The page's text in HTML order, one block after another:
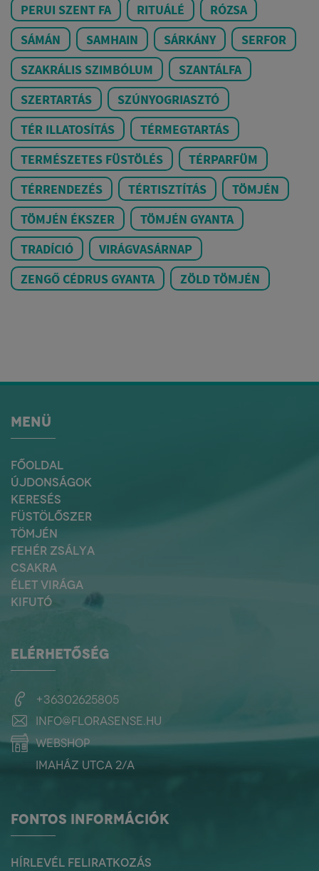
PERUI SZENT FA
RITUÁLÉ
RÓZSA
SÁMÁN
SAMHAIN SÁRKÁNY
SERFOR
SZAKRÁLIS SZIMBÓLUM
SZANTÁLFA
SZERTARTÁS
SZÚNYOGRIASZTÓ
TÉR ILLATOSÍTÁS
TÉRMEGTARTÁS
TERMÉSZETES FÜSTÖLÉS
TÉRPARFÜM
TÉRRENDEZÉS
TÉRTISZTÍTÁS
TÖMJÉN
TÖMJÉN ÉKSZER
TÖMJÉN GYANTA
TRADÍCIÓ
VIRÁGVASÁRNAP
ZENGŐ CÉDRUS GYANTA
ZÖLD TÖMJÉN
MENÜ
FŐOLDAL
ÚJDONSÁGOK
KERESÉS
FÜSTÖLŐSZER
TÖMJÉN
FEHÉR ZSÁLYA
CSAKRA
ÉLET VIRÁGA
KIFUTÓ
ELÉRHETŐSÉG
+36302625805
info@florasense.hu
webshop
Imaház utca 2/a
FONTOS INFORMÁCIÓK
HÍRLEVÉL FELIRATKOZÁS